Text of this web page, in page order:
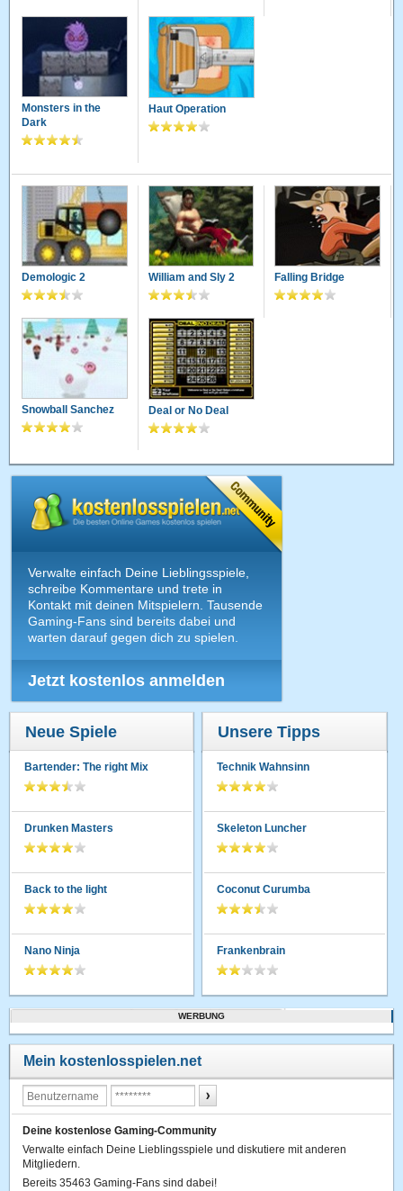
Monsters in the
Dark
Haut Operation
Demologic 2 William and Sly 2 Falling Bridge
Snowball Sanchez Deal or No Deal
Verwalte einfach Deine Lieblingsspiele,
schreibe Kommentare und trete in
Kontakt mit deinen Mitspielern. Tausende
Gaming-Fans sind bereits dabei und
warten darauf gegen dich zu spielen.
Jetzt kostenlos anmelden
Neue Spiele
Bartender: The right Mix
Drunken Masters
Back to the light
Nano Ninja
Unsere Tipps
Technik Wahnsinn
Skeleton Luncher
Coconut Curumba
Frankenbrain
WERBUNG
Mein kostenlosspielen.net
Deine kostenlose Gaming-Community
Verwalte einfach Deine Lieblingsspiele und diskutiere mit anderen
Mitgliedern.
Bereits 35463 Gaming-Fans sind dabei!